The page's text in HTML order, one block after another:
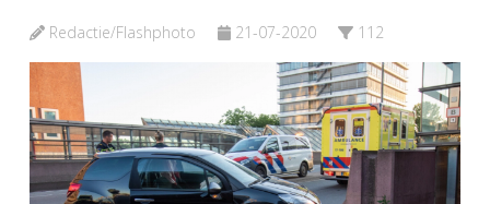
Redactie/Flashphoto 21-07-2020 112